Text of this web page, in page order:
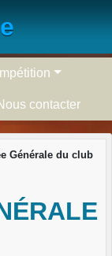
contacter
Générale du club